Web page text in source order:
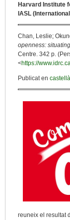
Harvard Institute
IASL
Chan, Leslie;
openness:
Centre. 342 p.
<https://
Publicat en castellà
reuneix el resultat